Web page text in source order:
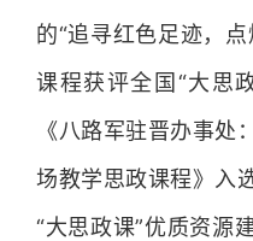
的“追寻红色足迹，
课程获评全国“大思
《八路军驻晋办事处
场教学思政课程》入
“大思政课”优质资源